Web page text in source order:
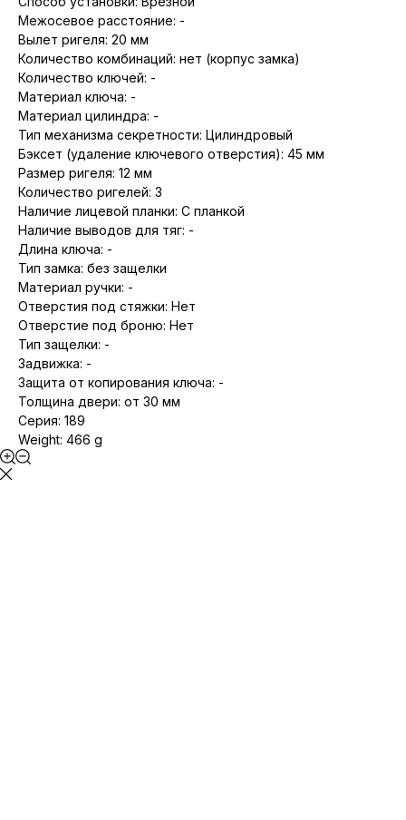
Межосевое расстояние: -
Вылет ригеля: 20 мм
Количество комбинаций: нет (корпус замка)
Количество ключей: -
Материал ключа: -
Материал цилиндра: -
Тип механизма секретности: Цилиндровый
Бэксет (удаление ключевого отверстия): 45 мм
Размер ригеля: 12 мм
Количество ригелей: 3
Наличие лицевой планки: С планкой
Наличие выводов для тяг: -
Длина ключа: -
Тип замка: без защелки
Материал ручки: -
Отверстия под стяжки: Нет
Отверстие под броню: Нет
Тип защелки: -
Задвижка: -
Защита от копирования ключа: -
Толщина двери: от 30 мм
Серия: 189
Weight: 466 g